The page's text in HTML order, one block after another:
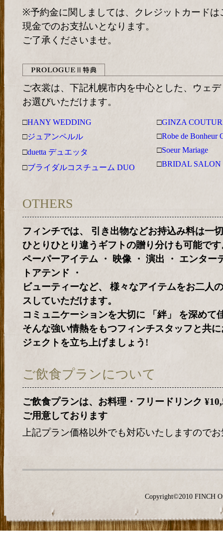
※予約金に関しましては、クレジットカード
現金でのお支払いとなります。
ご了承くださいませ。
ご衣裳は、下記札幌市内を中心とした、ウェ
お選びいただけます。
□HANY WEDDING
□ジュアンペルル
□duetta デュエッタ
□ブライダルコスチューム DUO
□GINZA
□Robe de Bonheur
□Soeur Mariage
□BRIDAL
OTHERS
フィンチでは、 引き出物などお持込み料は一
ひとりひとり違うギフトの贈り分けも可能です
ペーパーアイテム ・ 映像 ・ 演出 ・ エンター
トアテンド ・
ビューティーなど、 様々なアイテムをお二人
スしていただけます。
コミュニケーションを大切に 「絆」 を深めて
そんな強い情熱をもつフィンチスタッフと共
ジェクトを立ち上げましょう!
ご飲食プランについて
ご飲食プランは、お料理・フリードリンク
ご用意しております
上記プラン価格以外でも対応いたしますので
Copyright©2010 FINCH